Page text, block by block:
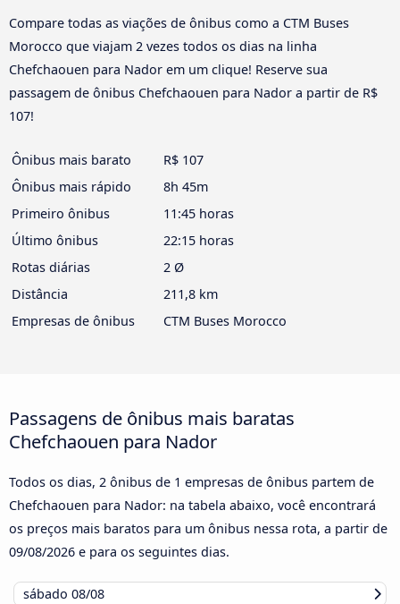
Compare todas as viações de ônibus como a CTM Buses
Morocco que viajam 2 vezes todos os dias na linha
Chefchaouen para Nador em um clique! Reserve sua
passagem de ônibus Chefchaouen para Nador a partir de R$
107!
Ônibus mais barato
R$ 107
Ônibus mais rápido
8h 45m
Primeiro ônibus
11:45 horas
Último ônibus
22:15 horas
Rotas diárias
2 Ø
Distância
211,8 km
Empresas de ônibus
CTM Buses Morocco
Passagens de ônibus mais baratas
Chefchaouen para Nador
Todos os dias, 2 ônibus de 1 empresas de ônibus partem de
Chefchaouen para Nador: na tabela abaixo, você encontrará
os preços mais baratos para um ônibus nessa rota, a partir de
09/08/2026 e para os seguintes dias.
sábado 08/08